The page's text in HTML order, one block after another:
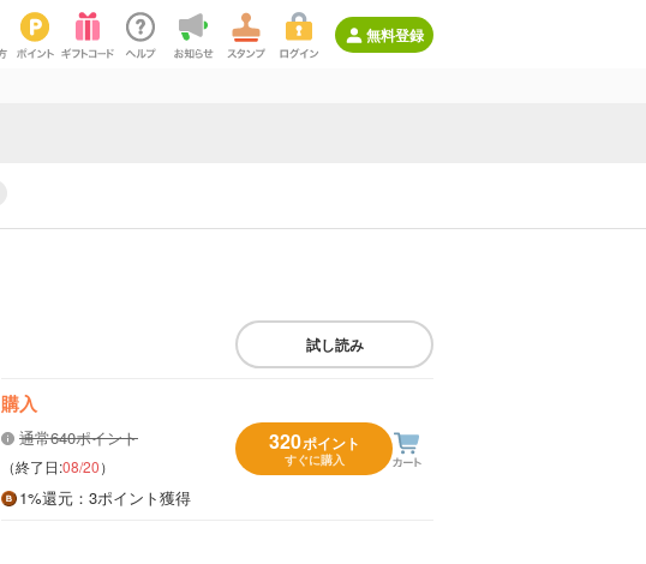
無料登録
試し読み
購入
通常640ポイント
（終了日:08/20）
1%還元 ：3ポイント獲得
320ポイント
すぐに購入